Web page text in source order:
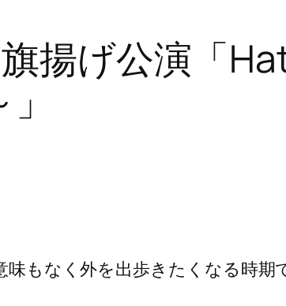
揚げ公演「
もなく外を出歩きたくなる時期